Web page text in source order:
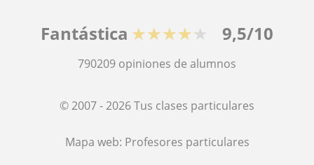
Fantástica ★★★★★ 9,5/10
790209 opiniones de alumnos
© 2007 - 2026 Tus clases particulares
Mapa web: Profesores particulares